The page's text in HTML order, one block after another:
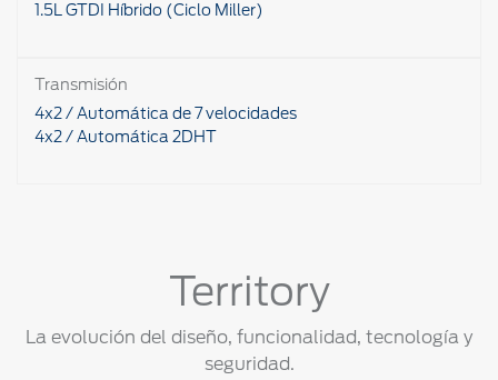
1.5L GTDI Híbrido (Ciclo Miller)
Transmisión
4x2 / Automática de 7 velocidades
4x2 / Automática 2DHT
Territory
La evolución del diseño, funcionalidad, tecnología y
seguridad.